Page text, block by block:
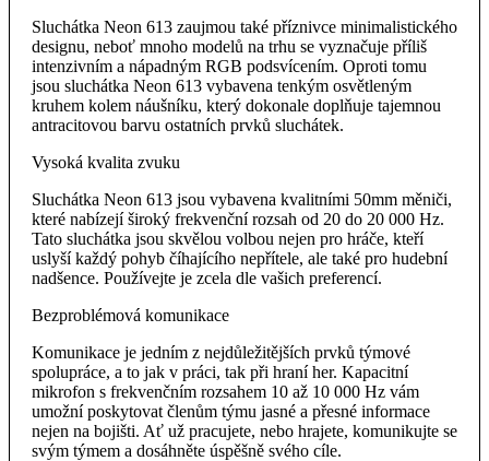
Sluchátka Neon 613 zaujmou také příznivce minimalistického
designu, neboť mnoho modelů na trhu se vyznačuje příliš
intenzivním a nápadným RGB podsvícením. Oproti tomu
jsou sluchátka Neon 613 vybavena tenkým osvětleným
kruhem kolem náušníku, který dokonale doplňuje tajemnou
antracitovou barvu ostatních prvků sluchátek.
Vysoká kvalita zvuku
Sluchátka Neon 613 jsou vybavena kvalitními 50mm měniči,
které nabízejí široký frekvenční rozsah od 20 do 20 000 Hz.
Tato sluchátka jsou skvělou volbou nejen pro hráče, kteří
uslyší každý pohyb číhajícího nepřítele, ale také pro hudební
nadšence. Používejte je zcela dle vašich preferencí.
Bezproblémová komunikace
Komunikace je jedním z nejdůležitějších prvků týmové
spolupráce, a to jak v práci, tak při hraní her. Kapacitní
mikrofon s frekvenčním rozsahem 10 až 10 000 Hz vám
umožní poskytovat členům týmu jasné a přesné informace
nejen na bojišti. Ať už pracujete, nebo hrajete, komunikujte se
svým týmem a dosáhněte úspěšně svého cíle.